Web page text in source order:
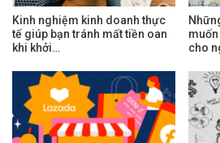
Kinh nghiệm kinh doanh thực
tế giúp bạn tránh mất tiền oan
khi khởi…
cho